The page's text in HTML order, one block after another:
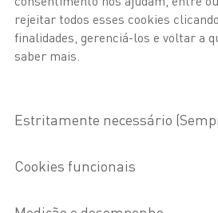
ENCONTRE PRODUTOS
rejeitar todos esses cookies
finalidades, gerenciá-los e voltar a
saber mais.